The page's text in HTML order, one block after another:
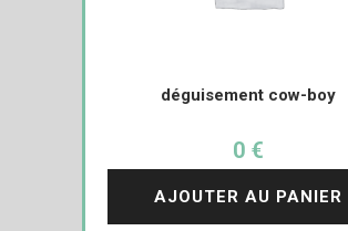
déguisement cow-boy
0 €
AJOUTER AU PANIER